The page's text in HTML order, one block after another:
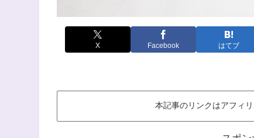
X Facebook はてブ
本記事のリンクはアフィ